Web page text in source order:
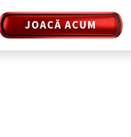
JOACĂ ACUM